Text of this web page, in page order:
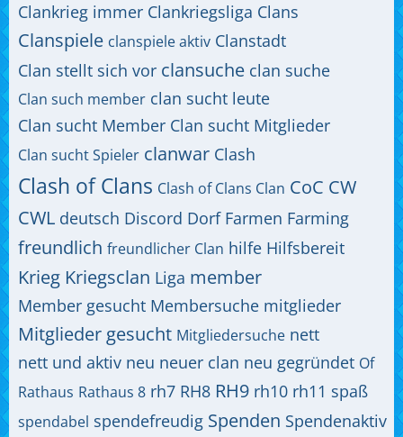
Clankrieg immer Clankriegsliga Clans
Clanspiele clanspiele aktiv Clanstadt
Clan stellt sich vor clansuche clan suche
Clan such member clan sucht leute
Clan sucht Member Clan sucht Mitglieder
Clan sucht Spieler clanwar Clash
Clash of Clans Clash of Clans Clan CoC CW
CWL deutsch Discord Dorf Farmen Farming
freundlich freundlicher Clan hilfe Hilfsbereit
Krieg Kriegsclan Liga member
Member gesucht Membersuche mitglieder
Mitglieder gesucht Mitgliedersuche nett
nett und aktiv neu neuer clan neu gegründet Of
Rathaus Rathaus 8 rh7 RH8 RH9 rh10 rh11 spaß
spendabel spendefreudig Spenden Spendenaktiv